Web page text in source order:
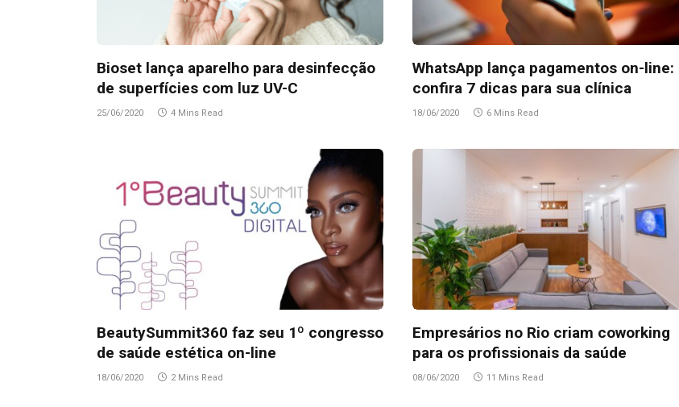
Bioset lança aparelho para desinfecção
de superfícies com luz UV-C
25/06/2020 4 Mins Read
WhatsApp lança pagamentos on-line:
confira 7 dicas para sua clínica
18/06/2020 6 Mins Read
BeautySummit360 faz seu 1º congresso
de saúde estética on-line
18/06/2020 2 Mins Read
Empresários no Rio criam coworking
para os profissionais da saúde
08/06/2020 11 Mins Read